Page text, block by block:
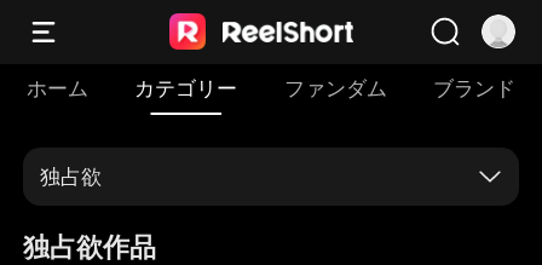
ホーム カテゴリー ファンダム ブランド
独占欲
独占欲作品